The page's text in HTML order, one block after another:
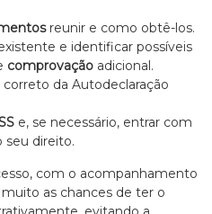
reunir e como obtê-los.
e identificar possíveis
comprovaçãoadicional.
da Autodeclaração
e, se necessário, entrar com
seu direito.
com o acompanhamento
as chances de ter o